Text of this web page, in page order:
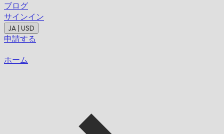
ブログ
サインイン
JA | USD
申請する
ホーム